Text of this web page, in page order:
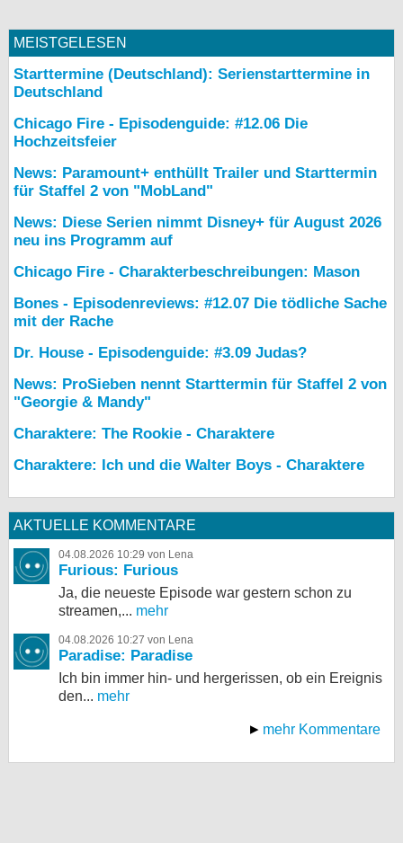
MEISTGELESEN
Starttermine (Deutschland): Serienstarttermine in
Deutschland
Chicago Fire - Episodenguide: #12.06 Die
Hochzeitsfeier
News: Paramount+ enthüllt Trailer und Starttermin
für Staffel 2 von "MobLand"
News: Diese Serien nimmt Disney+ für August 2026
neu ins Programm auf
Chicago Fire - Charakterbeschreibungen: Mason
Bones - Episodenreviews: #12.07 Die tödliche Sache
mit der Rache
Dr. House - Episodenguide: #3.09 Judas?
News: ProSieben nennt Starttermin für Staffel 2 von
"Georgie & Mandy"
Charaktere: The Rookie - Charaktere
Charaktere: Ich und die Walter Boys - Charaktere
AKTUELLE KOMMENTARE
04.08.2026 10:29 von Lena
Furious: Furious
Ja, die neueste Episode war gestern schon zu
streamen,... mehr
04.08.2026 10:27 von Lena
Paradise: Paradise
Ich bin immer hin- und hergerissen, ob ein Ereignis
den... mehr
mehr Kommentare